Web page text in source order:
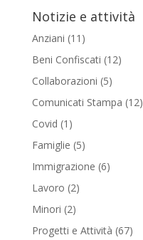
Notizie e attività
Anziani (11)
Beni Confiscati (12)
Collaborazioni (5)
Comunicati Stampa (12)
Covid (1)
Famiglie (5)
Immigrazione (6)
Lavoro (2)
Minori (2)
Progetti e Attività (67)